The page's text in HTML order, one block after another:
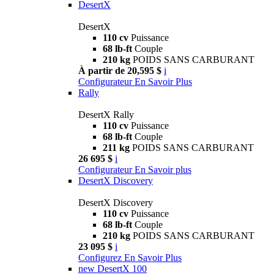
DesertX
DesertX
110 cv Puissance
68 lb-ft Couple
210 kg POIDS SANS CARBURANT
À partir de 20,595 $ i
Configurateur En Savoir Plus
Rally
DesertX Rally
110 cv Puissance
68 lb-ft Couple
211 kg POIDS SANS CARBURANT
26 695 $ i
Configurateur En Savoir plus
DesertX Discovery
DesertX Discovery
110 cv Puissance
68 lb-ft Couple
210 kg POIDS SANS CARBURANT
23 095 $ i
Configurez En Savoir Plus
new DesertX 100